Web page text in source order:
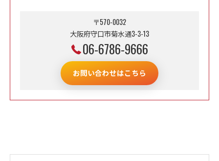
〒570-0032
大阪府守口市菊水通3-3-13
06-6786-9666
お問い合わせはこちら